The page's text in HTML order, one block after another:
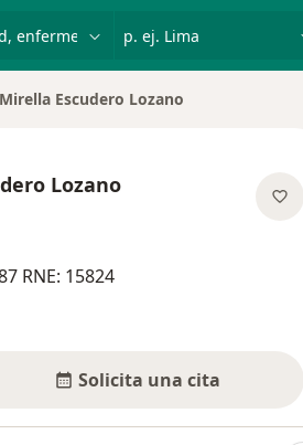
Escudero Lozano
Lozano
RNE: 15824
Solicita una cita